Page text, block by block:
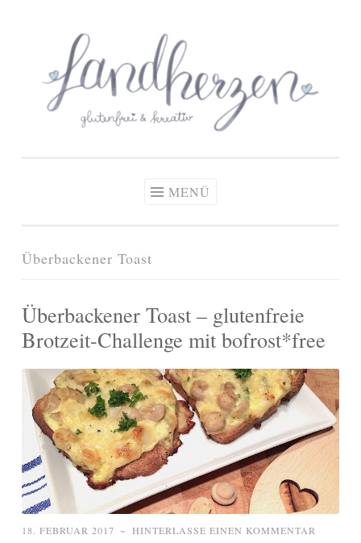
springen
Zöliakie, glutenfreie Ernährung
MENÜ
Überbackener Toast
Überbackener Toast – glutenfreie
Brotzeit-Challenge mit bofrost*free
18. FEBRUAR 2017 ~ HINTERLASSE EINEN KOMMENTAR